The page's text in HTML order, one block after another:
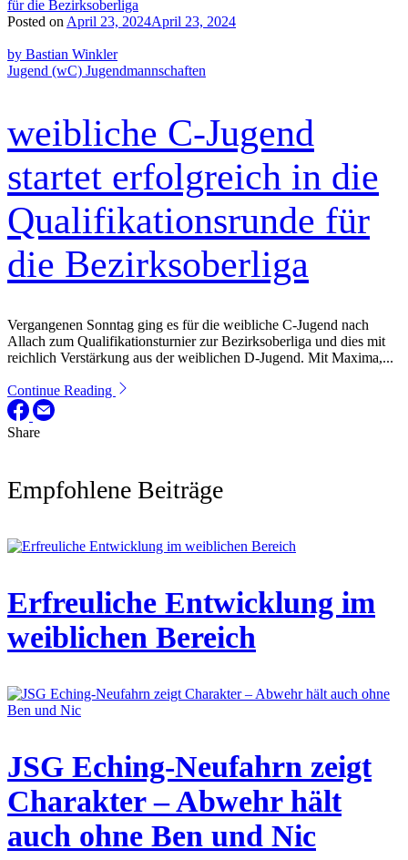
Posted on April 23, 2024April 23, 2024
by Bastian Winkler
Jugend (wC) Jugendmannschaften
weibliche C-Jugend
startet erfolgreich in die
Qualifikationsrunde für
die Bezirksoberliga
Vergangenen Sonntag ging es für die weibliche C-Jugend nach
Allach zum Qualifikationsturnier zur Bezirksoberliga und dies mit
reichlich Verstärkung aus der weiblichen D-Jugend. Mit Maxima,...
Continue Reading
Share
Empfohlene Beiträge
Erfreuliche Entwicklung im
weiblichen Bereich
JSG Eching-Neufahrn zeigt
Charakter – Abwehr hält
auch ohne Ben und Nic